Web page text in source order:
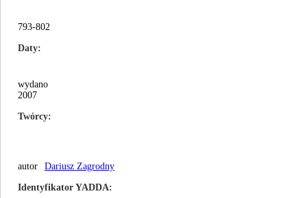
793-802
Daty
wydano
2007
Twórcy
autor Dariusz Zagrodny
Identyfikator YADDA